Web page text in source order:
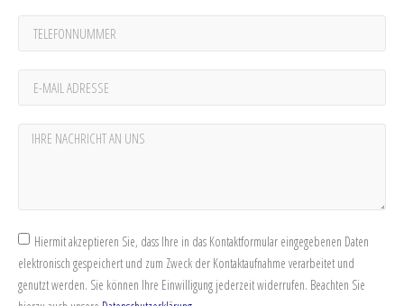
Hiermit akzeptieren Sie, dass Ihre in das Kontaktformular eingegebenen Daten
elektronisch gespeichert und zum Zweck der Kontaktaufnahme verarbeitet und
genutzt werden. Sie können Ihre Einwilligung jederzeit widerrufen. Beachten Sie